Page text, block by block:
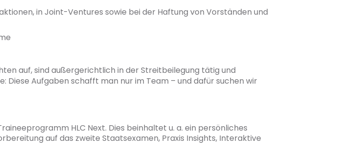
in Joint-Ventures sowie bei der Haftung von Vorständen und
auf, sind außergerichtlich in der Streitbeilegung tätig und
Aufgaben schafft man nur im Team – und dafür suchen wir
HLC Next. Dies beinhaltet u. a. ein persönliches
auf das zweite Staatsexamen, Praxis Insights, Interaktive